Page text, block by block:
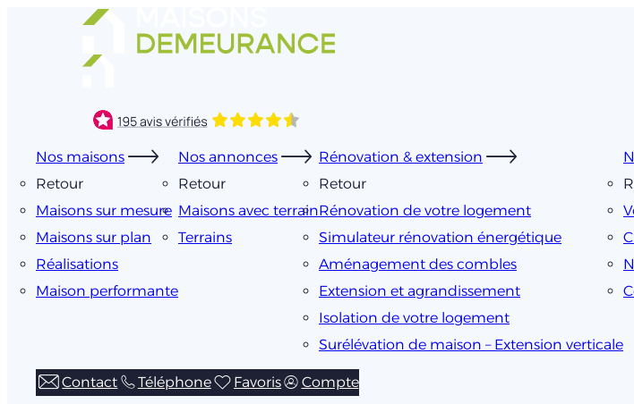
Nos maisons
Retour
Maisons sur mesure
Maisons sur plan
Réalisations
Maison performante
Nos annonces
Retour
Maisons avec terrain
Terrains
Rénovation & extension
Retour
Rénovation de votre logement
Simulateur rénovation énergétique
Aménagement des combles
Extension et agrandissement
Isolation de votre logement
Surélévation de maison – Extension verticale
Contact Téléphone Favoris Compte